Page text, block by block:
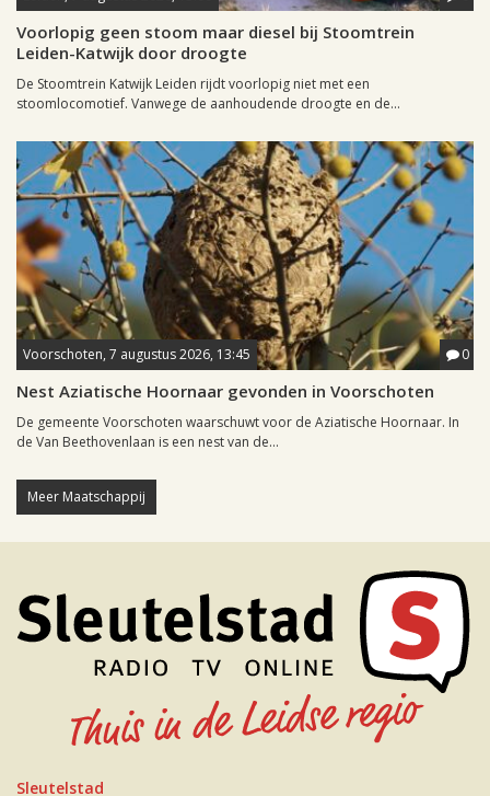
Voorlopig geen stoom maar diesel bij Stoomtrein
Leiden-Katwijk door droogte
De Stoomtrein Katwijk Leiden rijdt voorlopig niet met een
stoomlocomotief. Vanwege de aanhoudende droogte en de...
Voorschoten, 7 augustus 2026, 13:45 0
Nest Aziatische Hoornaar gevonden in Voorschoten
De gemeente Voorschoten waarschuwt voor de Aziatische Hoornaar. In
de Van Beethovenlaan is een nest van de...
Meer Maatschappij
Sleutelstad